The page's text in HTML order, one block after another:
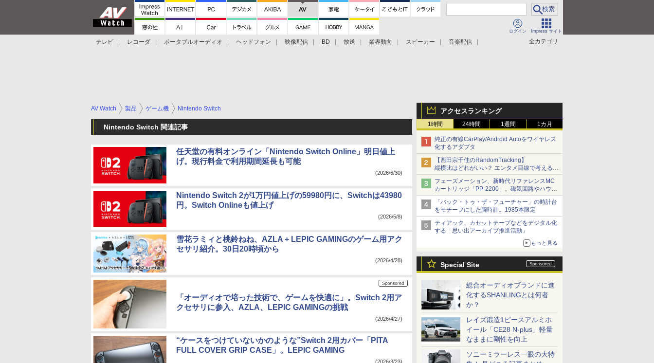
ログイン Impress サイト
全カテゴリ
テレビ レコーダ ポータブルオーディオ ヘッドフォン 映像配信 BD 放送 業界動向 スピーカー
音楽配信
アクセスランキング
1時間 24時間 1週間 1カ月
純正の有線CarPlay/Android Autoをワイヤレス
化するアダプタ
【西田宗千佳のRandomTracking】
縦横比はどれがいい？ エンタメ目線で考える、
サムスン新「Galaxy Z Fold」
フェーズメーション、新時代リファレンスMC
カートリッジ「PP-2200」。磁気回路やハウジ
ングを根本から見直し
「バック・トゥ・ザ・フューチャー」の時計台
をモチーフにした腕時計。1985本限定
ティアック、カセットテープなどをデジタル化
する「思い出アーカイブ推進活動」
もっと見る
Special Site
総合オーディオブランドに進
化するSHANLINGとは何者
か？
レイズ鍛造1ピースアルミホ
イール「CE28 N-plus」軽量
なままに剛性を向上
ソニーミラーレス一眼の大特
AV Watch 製品 ゲーム機 Nintendo Switch
Nintendo Switch 関連記事
任天堂の有料オンライン「Nintendo Switch Online」明日値上
げ。現行料金で利用期間延長も可能
(2026/6/30)
Nintendo Switch 2が1万円値上げの59980円に、Switchは43980
円。Switch Onlineも値上げ
(2026/5/8)
雪花ラミィと桃鈴ねね、AZLA + LEPIC GAMINGのゲーム用アク
セサリ紹介。30日20時頃から
(2026/4/28)
「オーディオで培った技術で、ゲームを快適に」。Switch 2用ア
クセサリに参入、AZLA、LEPIC GAMINGの挑戦
(2026/4/27)
“ケースをつけていないかのような”Switch 2用カバー「PITA
FULL COVER GRIP CASE」。LEPIC GAMING
(2026/3/23)